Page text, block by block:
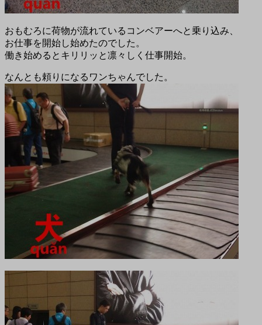
おもむろに荷物が流れているコンベアーへと乗り込み、
お仕事を開始し始めたのでした。
働き始めるとキリリッと凛々しく仕事開始。
なんとも頼りになるワンちゃんでした。